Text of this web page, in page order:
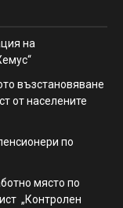
на
възстановяване
от населените
по
място по
„Контролен